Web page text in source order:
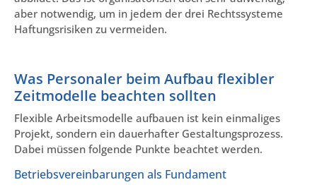
aber notwendig, um in jedem der drei Rechtssysteme
Haftungsrisiken zu vermeiden.
Was Personaler beim Aufbau flexibler
Zeitmodelle beachten sollten
Flexible Arbeitsmodelle aufbauen ist kein einmaliges
Projekt, sondern ein dauerhafter Gestaltungsprozess.
Dabei müssen folgende Punkte beachtet werden.
Betriebsvereinbarungen als Fundament